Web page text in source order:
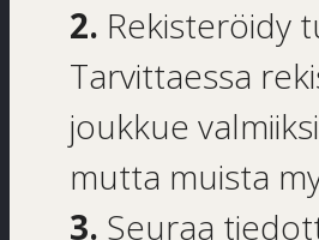
2. Rekisteröidy
Tarvittaessa
joukkue
mutta muista
3. Seuraa